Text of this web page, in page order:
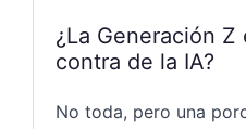
¿La Generación
contra de la IA?
No toda, pero una